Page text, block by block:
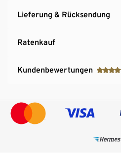
Lieferung & Rücksendung
Ratenkauf
Kundenbewertungen